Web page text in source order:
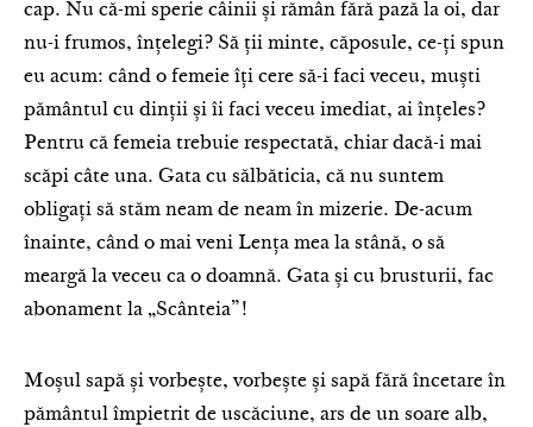
cap. Nu că-mi sperie câinii și rămân fără pază la oi, dar
nu-i frumos, înțelegi? Să ții minte, căposule, ce-ți spun
eu acum: când o femeie îți cere să-i faci veceu, muști
pământul cu dinții și îi faci veceu imediat, ai înțeles?
Pentru că femeia trebuie respectată, chiar dacă-i mai
scăpi câte una. Gata cu sălbăticia, că nu suntem
obligați să stăm neam de neam în mizerie. De-acum
înainte, când o mai veni Lența mea la stână, o să
meargă la veceu ca o doamnă. Gata și cu brusturii, fac
abonament la „Scânteia”!
Moșul sapă și vorbește, vorbește și sapă fără încetare în
pământul împietrit de uscăciune, ars de un soare alb,